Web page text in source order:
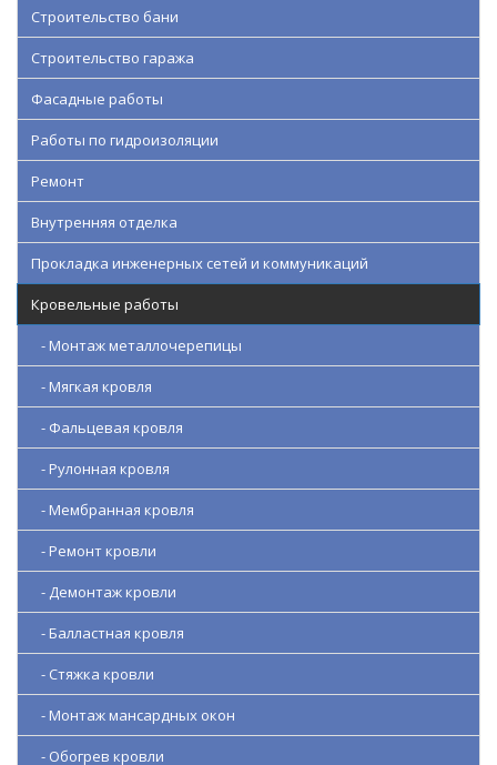
Строительство бани
Строительство гаража
Фасадные работы
Работы по гидроизоляции
Ремонт
Внутренняя отделка
Прокладка инженерных сетей и коммуникаций
Кровельные работы
- Монтаж металлочерепицы
- Мягкая кровля
- Фальцевая кровля
- Рулонная кровля
- Мембранная кровля
- Ремонт кровли
- Демонтаж кровли
- Балластная кровля
- Стяжка кровли
- Монтаж мансардных окон
- Обогрев кровли